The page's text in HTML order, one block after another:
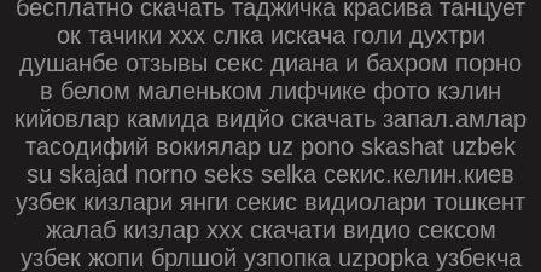
бесплатно скачать таджичка красива танцует
ок тачики ххх слка искача голи духтри
душанбе отзывы секс диана и бахром порно
в белом маленьком лифчике фото кэлин
кийовлар камида видйо скачать запал.амлар
тасодифий вокиялар uz pono skashat uzbek
su skajad norno seks selka секис.келин.киев
узбек кизлари янги секис видиолари тошкент
жалаб кизлар ххх скачати видио сексом
узбек жопи брлшой узпопка uzpopka узбекча